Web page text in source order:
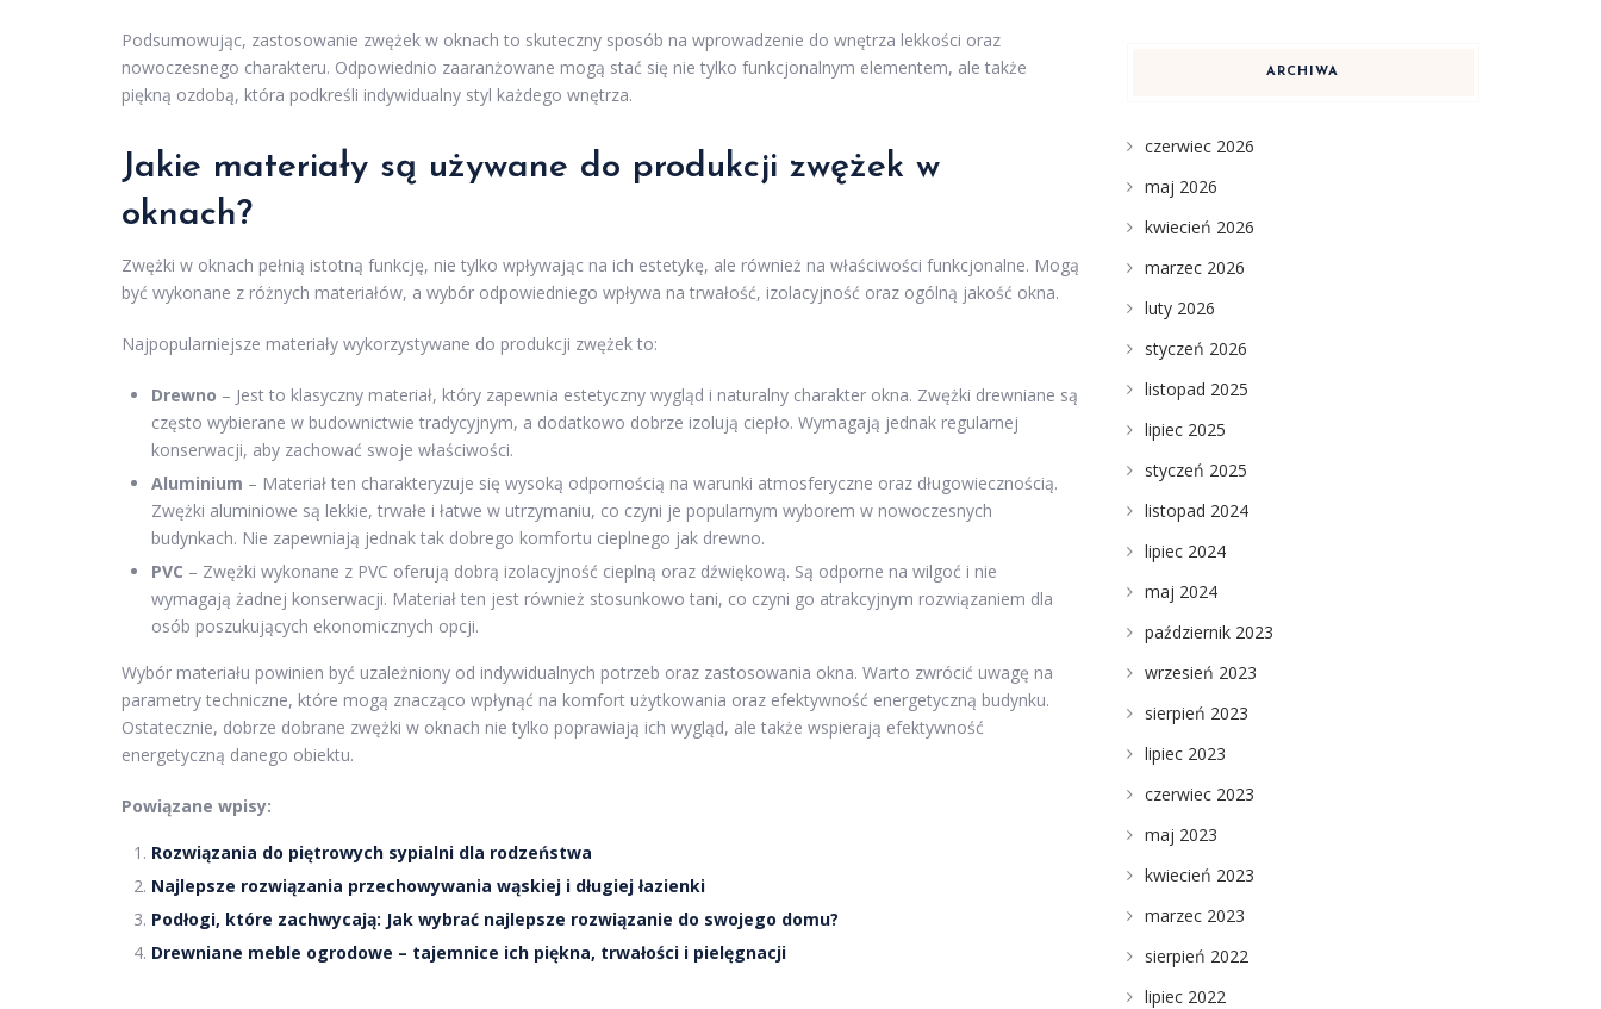
Podsumowując, zastosowanie zwężek w oknach to skuteczny sposób na wprowadzenie do wnętrza lekkości oraz
nowoczesnego charakteru. Odpowiednio zaaranżowane mogą stać się nie tylko funkcjonalnym elementem, ale także
piękną ozdobą, która podkreśli indywidualny styl każdego wnętrza.
Jakie materiały są używane do produkcji zwężek w
oknach?
Zwężki w oknach pełnią istotną funkcję, nie tylko wpływając na ich estetykę, ale również na właściwości funkcjonalne. Mogą
być wykonane z różnych materiałów, a wybór odpowiedniego wpływa na trwałość, izolacyjność oraz ogólną jakość okna.
Najpopularniejsze materiały wykorzystywane do produkcji zwężek to:
Drewno – Jest to klasyczny materiał, który zapewnia estetyczny wygląd i naturalny charakter okna. Zwężki drewniane są
często wybierane w budownictwie tradycyjnym, a dodatkowo dobrze izolują ciepło. Wymagają jednak regularnej
konserwacji, aby zachować swoje właściwości.
Aluminium – Materiał ten charakteryzuje się wysoką odpornością na warunki atmosferyczne oraz długowiecznością.
Zwężki aluminiowe są lekkie, trwałe i łatwe w utrzymaniu, co czyni je popularnym wyborem w nowoczesnych
budynkach. Nie zapewniają jednak tak dobrego komfortu cieplnego jak drewno.
PVC – Zwężki wykonane z PVC oferują dobrą izolacyjność cieplną oraz dźwiękową. Są odporne na wilgoć i nie
wymagają żadnej konserwacji. Materiał ten jest również stosunkowo tani, co czyni go atrakcyjnym rozwiązaniem dla
osób poszukujących ekonomicznych opcji.
Wybór materiału powinien być uzależniony od indywidualnych potrzeb oraz zastosowania okna. Warto zwrócić uwagę na
parametry techniczne, które mogą znacząco wpłynąć na komfort użytkowania oraz efektywność energetyczną budynku.
Ostatecznie, dobrze dobrane zwężki w oknach nie tylko poprawiają ich wygląd, ale także wspierają efektywność
energetyczną danego obiektu.
Powiązane wpisy:
Rozwiązania do piętrowych sypialni dla rodzeństwa
Najlepsze rozwiązania przechowywania wąskiej i długiej łazienki
Podłogi, które zachwycają: Jak wybrać najlepsze rozwiązanie do swojego domu?
Drewniane meble ogrodowe – tajemnice ich piękna, trwałości i pielęgnacji
ARCHIWA
czerwiec 2026
maj 2026
kwiecień 2026
marzec 2026
luty 2026
styczeń 2026
listopad 2025
lipiec 2025
styczeń 2025
listopad 2024
lipiec 2024
maj 2024
październik 2023
wrzesień 2023
sierpień 2023
lipiec 2023
czerwiec 2023
maj 2023
kwiecień 2023
marzec 2023
sierpień 2022
lipiec 2022